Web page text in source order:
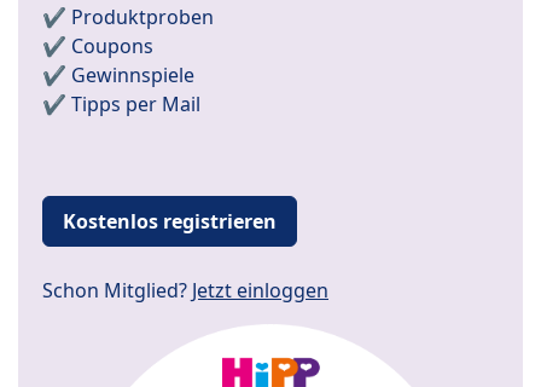
✔️ Produktproben
✔️ Coupons
✔️ Gewinnspiele
✔️ Tipps per Mail
Kostenlos registrieren
Schon Mitglied? Jetzt einloggen